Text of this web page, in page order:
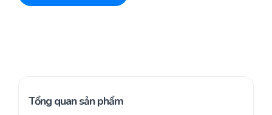
Tổng quan sản phẩm